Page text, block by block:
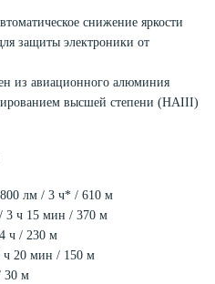
снижение яркости
защиты электроники от
из авиационного алюминия
высшей степени (HAIII)
лм / 3 ч* / 610 м
3 ч 15 мин / 370 м
ч / 230 м
20 мин / 150 м
30 м